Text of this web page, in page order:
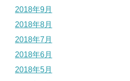
2018年9月
2018年8月
2018年7月
2018年6月
2018年5月